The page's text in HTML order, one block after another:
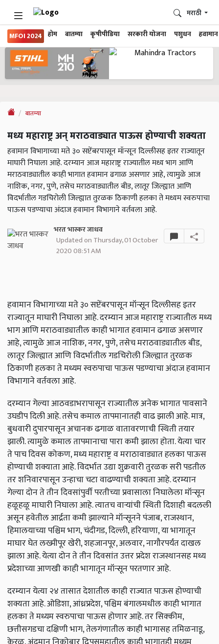
MFOI 2024 होम बातम्या कृषीपीडिया सरकारी योजना पशुधन हवामान
मराठी
बातम्या
मध्य महाराष्ट्र अन् मराठवाड्यात पाऊस होण्याची शक्यता
हवामान विभागाच्या मते ३० सप्टेंबरपासून मॉन्सून दिल्लीसह इतर राज्यातून
माघारी निघाला आहे. दरम्यान आज महाराष्ट्र राज्यातील मध्य भाग आणि
मराठवाड्यातील काही भागात हवामान ढगाळ असणार आहे, त्यामुळे आज
नाशिक, नगर, पुणे, तसेच मराठवाड्यातील बीड, लातूर जिल्ह्यात आणि
विदर्भातील गडचिरोली जिल्ह्यात तुरळक ठिकाणी हलका ते मध्यम स्वरुपाचा
पाऊस पडण्याचा अंदाज हवामान विभागाने वर्तवला आहे.
भरत भास्कर जाधव
Updated on Thursday, 01 October
2020 08:51 AM
हवामान विभागाच्या मते ३० सप्टेंबरपासून मॉन्सून दिल्लीसह इतर
राज्यातून माघारी निघाला आहे. दरम्यान आज महाराष्ट्र राज्यातील मध्य
भाग आणि मराठवाड्यातील काही भागात हवामान ढगाळ असणार
आहे, त्यामुळे आज नाशिक, नगर, पुणे, तसेच मराठवाड्यातील बीड,
लातूर जिल्ह्यात आणि विदर्भातील गडचिरोली जिल्ह्यात तुरळक
ठिकाणी हलका ते मध्यम स्वरुपाचा पाऊस पडण्याचा अंदाज हवामान
विभागाने वर्तवला आहे.
दरम्यान गेल्या आठवडाभरापासून राज्यातील अनेक भागात पावसाने
उघडीप दिली आहे. तसेच कमाल तापमानातही वाढ झाली आहे. मात्र,
बुधवारी दुपारपासून अचानक ढगाळ वातावरणाची स्थिती तयार
झाली. त्यामुळे कमाल तापमानाचा पारा कमी झाला होता. येत्या चार
ते पाच दिवस कोकण, मध्य महाराष्ट्र व मराठावाड्यात हलका पाऊस
होण्याची शक्याता आहे. विदर्भात उद्या शुक्रवारी तुरळक सरी पडतील
तर शनिवारपासून उन्हाचा चटा वाढण्याची शक्यता आहे. दरम्यान
गेल्या दोन ते तीन दिवसांपुर्वी परतीच्या प्रवासाला निघालेला मॉन्सून
हळूहळू माघारी निघाला आहे. त्यातच वाऱ्यांची स्थिती दिशाही बदलली
असून हवेतील आर्द्रता कमी झाल्याने मॉन्सूनने पंजाब, राजस्थान,
हिमालयाच्या पश्चिम भाग, चंदीगड, दिल्ली, हरियाणा, या भागातून
माघार घेत लख्मीपूर खेरी, शहजानपूर, अलवार, नागौरपर्यंत दाखल
झाला आहे. येत्या दोन ते तीन दिवसांत उत्तर प्रदेश राजस्थानसह मध्य
प्रदेशाच्या आणखी काही भागातून मॉन्सून परतणार आहे.
दरम्यान येत्या २४ तासात देशातील काही राज्यात पाऊस होण्याची
शक्यता आहे. ओडिशा, आंध्रप्रदेश, पश्चिम बंगालमधील काही भागात
हलका ते मध्यम स्वरुपाचा पाऊस होणार आहे. तर सिक्कीम,
छत्तीसगडचा दक्षिणी भाग, तेलगंणातील काही भागासह तमिळनाडू,